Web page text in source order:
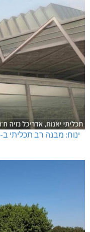
ינוח: מבנה רב תכליתי ב-120 מלש"ח